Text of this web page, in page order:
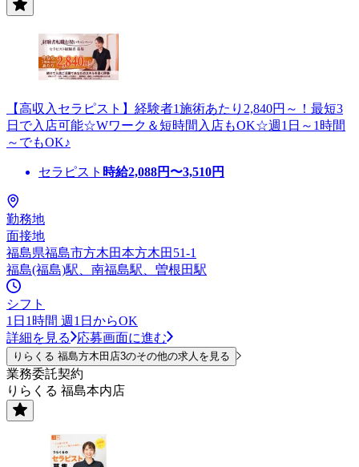
【高収入セラピスト】経験者1施術あたり2,840円～！最短3
日で入店可能☆Wワーク＆短時間入店もOK☆週1日～1時間
～でもOK♪
セラピスト 時給2,088円〜3,510円
勤務地
面接地
福島県福島市方木田本方木田51-1
福島(福島)駅、南福島駅、曽根田駅
シフト
1日1時間 週1日からOK
詳細を見る
応募画面に進む
りらくる 福島方木田店3のその他の求人を見る
業務委託契約
りらくる 福島本内店